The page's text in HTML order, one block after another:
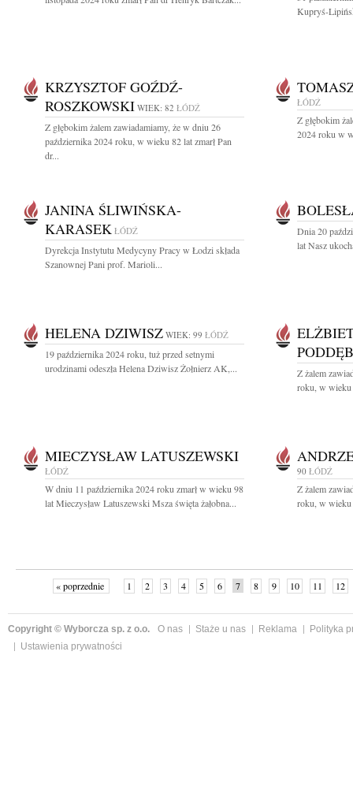
Kupryś-
KRZYSZTOF GOŹDŹ-
ROSZKOWSKI WIEK: 82 ŁÓDŹ
Z głębokim żalem zawiadamiamy, że w dniu 26
października 2024 roku, w wieku 82 lat zmarł Pan
dr...
ŁÓDŹ
Z głębokim
2024 roku w
JANINA ŚLIWIŃSKA-
KARASEK ŁÓDŹ
Dyrekcja Instytutu Medycyny Pracy w Łodzi składa
Szanownej Pani prof. Marioli...
Dnia 20
lat Nasz
HELENA DZIWISZ WIEK: 99 ŁÓDŹ
19 października 2024 roku, tuż przed setnymi
urodzinami odeszła Helena Dziwisz Żołnierz AK,...
Z żalem
roku, w wieku
MIECZYSŁAW LATUSZEWSKI
ŁÓDŹ
W dniu 11 października 2024 roku zmarł w wieku 98
lat Mieczysław Latuszewski Msza święta żałobna...
90 ŁÓDŹ
Z żalem
roku, w wieku
« poprzednie 1 2 3 4 5 6 7 8 9 10 11 12
Copyright © Wyborcza sp. z o.o. O nas Staże u nas Reklama
Polityka
Ustawienia prywatności